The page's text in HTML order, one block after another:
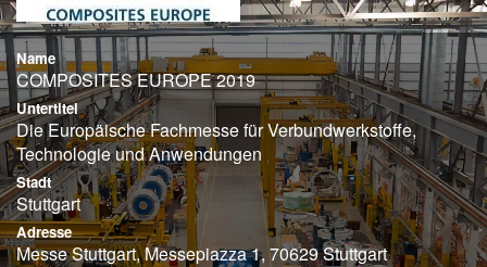
Name
COMPOSITES EUROPE 2019
Untertitel
Die Europäische Fachmesse für Verbundwerkstoffe,
Technologie und Anwendungen
Stadt
Stuttgart
Adresse
Messe Stuttgart, Messepiazza 1, 70629 Stuttgart